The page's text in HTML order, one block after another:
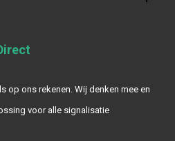
op ons rekenen. Wij denken mee en
voor alle signalisatie